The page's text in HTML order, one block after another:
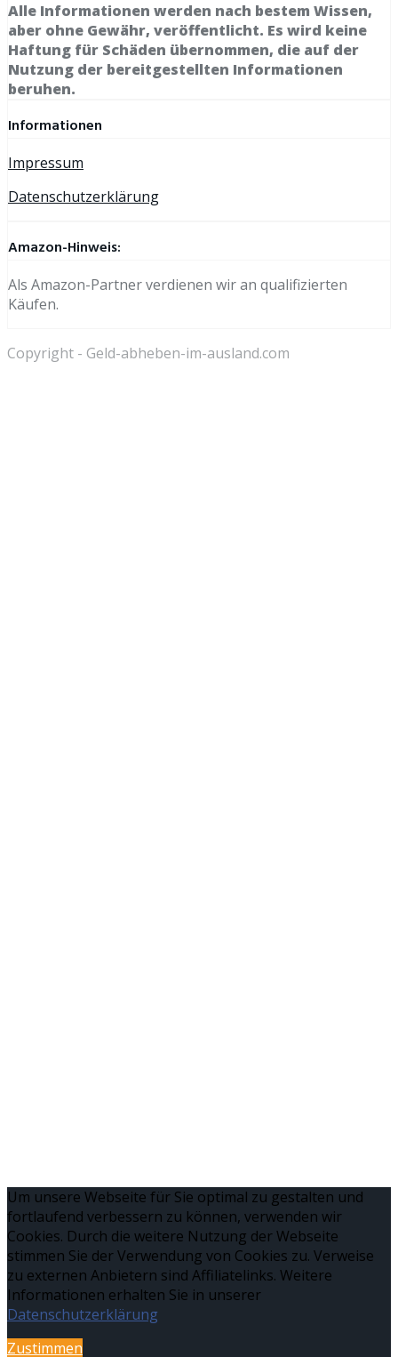
Alle Informationen werden nach bestem Wissen,
aber ohne Gewähr, veröffentlicht. Es wird keine
Haftung für Schäden übernommen, die auf der
Nutzung der bereitgestellten Informationen
beruhen.
Informationen
Impressum
Datenschutzerklärung
Amazon-Hinweis:
Als Amazon-Partner verdienen wir an qualifizierten
Käufen.
Copyright - Geld-abheben-im-ausland.com
Um unsere Webseite für Sie optimal zu gestalten und
fortlaufend verbessern zu können, verwenden wir
Cookies. Durch die weitere Nutzung der Webseite
stimmen Sie der Verwendung von Cookies zu. Verweise
zu externen Anbietern sind Affiliatelinks. Weitere
Informationen erhalten Sie in unserer
Datenschutzerklärung
Zustimmen